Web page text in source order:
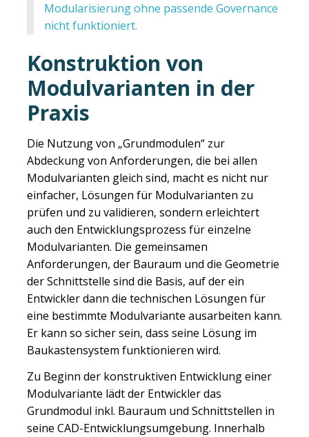
Modularisierung ohne passende Governance
nicht funktioniert.
Konstruktion von
Modulvarianten in der
Praxis
Die Nutzung von „Grundmodulen“ zur
Abdeckung von Anforderungen, die bei allen
Modulvarianten gleich sind, macht es nicht nur
einfacher, Lösungen für Modulvarianten zu
prüfen und zu validieren, sondern erleichtert
auch den Entwicklungsprozess für einzelne
Modulvarianten. Die gemeinsamen
Anforderungen, der Bauraum und die Geometrie
der Schnittstelle sind die Basis, auf der ein
Entwickler dann die technischen Lösungen für
eine bestimmte Modulvariante ausarbeiten kann.
Er kann so sicher sein, dass seine Lösung im
Baukastensystem funktionieren wird.
Zu Beginn der konstruktiven Entwicklung einer
Modulvariante lädt der Entwickler das
Grundmodul inkl. Bauraum und Schnittstellen in
seine CAD-Entwicklungsumgebung. Innerhalb